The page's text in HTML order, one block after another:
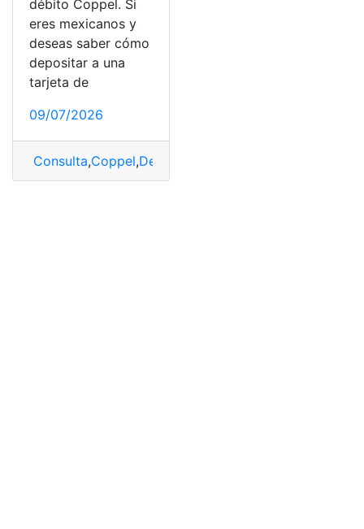
débito Coppel. Si
eres mexicanos y
deseas saber cómo
depositar a una
tarjeta de
09/07/2026
Consulta,Coppel,Depositar